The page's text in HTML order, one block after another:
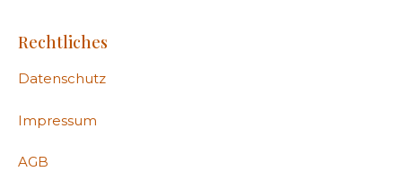
Rechtliches
Datenschutz
Impressum
AGB